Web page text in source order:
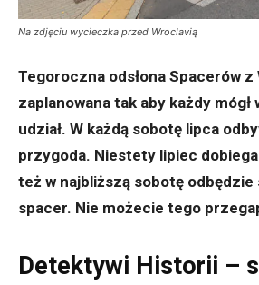
Na zdjęciu wycieczka przed Wroclavią
Tegoroczna odsłona Spacerów z
zaplanowana tak aby każdy mógł
udział. W każdą sobotę lipca
przygoda. Niestety lipiec
też w najbliższą sobotę
spacer. Nie możecie tego
Detektywi Historii –